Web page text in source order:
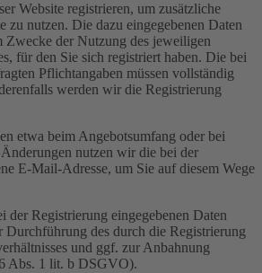
Website registrieren, um zusätzliche
zu nutzen. Die dazu eingegebenen Daten
der Nutzung des jeweiligen
für den Sie sich registriert haben. Die bei
Pflichtangaben müssen vollständig
werden wir die Registrierung
etwa beim Angebotsumfang oder bei
nutzen wir die bei der
E-Mail-Adresse, um Sie auf diesem Wege
der Registrierung eingegebenen Daten
des durch die Registrierung
und ggf. zur Anbahnung
Abs. 1 lit. b DSGVO).